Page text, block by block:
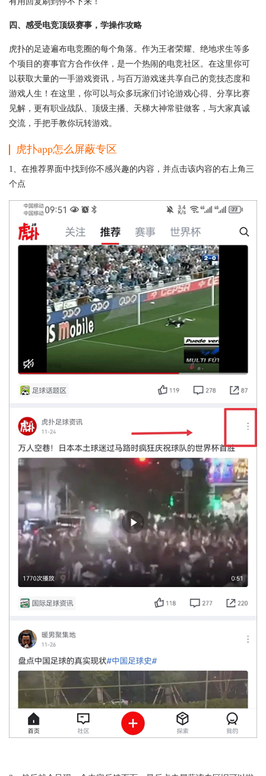
四、感受电竞顶级赛事，学操作攻略
虎扑的足迹遍布电竞圈的每个角落。作为王者荣耀、绝地求生等多
个项目的赛事官方合作伙伴，是一个热闹的电竞社区。在这里你可
以获取大量的一手游戏资讯，与百万游戏迷共享自己的竞技态度和
游戏人生！在这里，你可以与众多玩家们讨论游戏心得、分享比赛
见解，更有职业战队、顶级主播、天梯大神常驻做客，与大家真诚
交流，手把手教你玩转游戏。
虎扑app怎么屏蔽专区
1、在推荐界面中找到你不感兴趣的内容，并点击该内容的右上角三
个点